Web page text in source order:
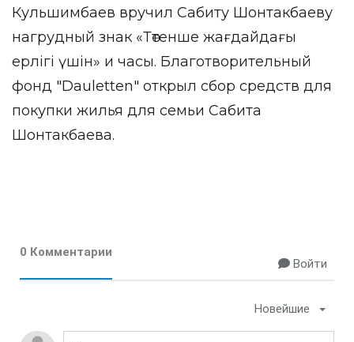
Кульшимбаев вручил Сабиту Шонтакбаеву
нагрудный знак «Төтенше жағдайдағы
ерлігі үшін» и часы. Благотворительный
фонд "Dauletten" открыл сбор средств для
покупки жилья для семьи Сабита
Шонтакбаева.
0 Комментарии
Войти
Новейшие